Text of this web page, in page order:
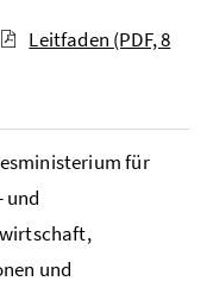
Leitfaden (PDF, 8
für
und
und